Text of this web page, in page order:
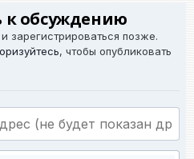
к обсуждению
зарегистрироваться позже.
, чтобы опубликовать